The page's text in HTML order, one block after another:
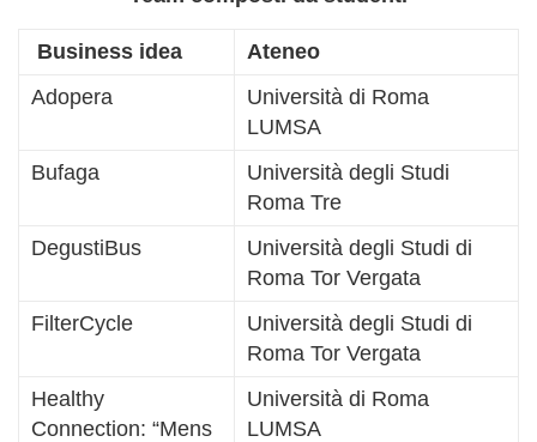
Business idea
Ateneo
Adopera
Università di Roma
LUMSA
Bufaga
Università degli Studi
Roma Tre
DegustiBus
Università degli Studi di
Roma Tor Vergata
FilterCycle
Università degli Studi di
Roma Tor Vergata
Healthy
Connection: “Mens
Università di Roma
LUMSA